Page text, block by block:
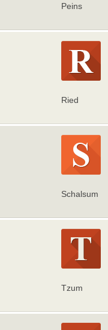
Peins
Ried
Schalsum
Tzum